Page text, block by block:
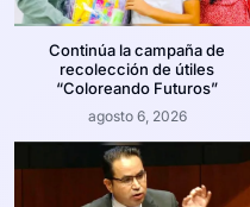
Continúa la campaña de
recolección de útiles
“Coloreando Futuros”
agosto 6, 2026